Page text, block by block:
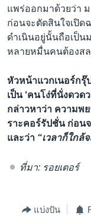
แพร่ออกมาด้วยว่า
ก่อนจะตัดสินใจเปิด
ดำเนินอยู่นั้นถือเป็
หลายหมื่นคนต้องส
หัวหน้าแวกเนอร์กรุ๊
เป็น ‘คนโง่ที่นั่งดวด
กล่าวหาว่า ความพ
ราะคอร์รัปชั่น ก่อน
และว่า “เวลาก็ใกล้
ที่มา: รอยเตอร์
แบ่งปัน